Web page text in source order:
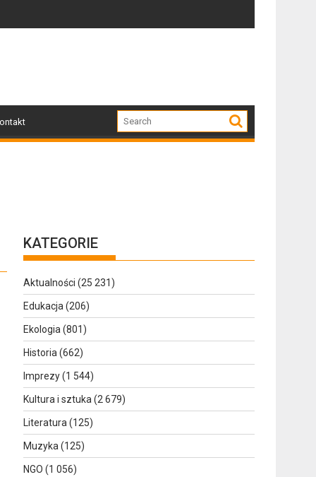
KATEGORIE
Aktualności (25 231)
Edukacja (206)
Ekologia (801)
Historia (662)
Imprezy(1 544)
Kultura i sztuka (2 679)
Literatura (125)
Muzyka (125)
NGO (1 056)